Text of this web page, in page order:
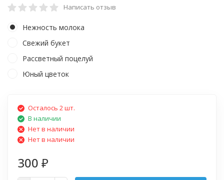
Написать отзыв
Нежность молока
Свежий букет
Рассветный поцелуй
Юный цветок
Осталось 2 шт.
В наличии
Нет в наличии
Нет в наличии
300 ₽